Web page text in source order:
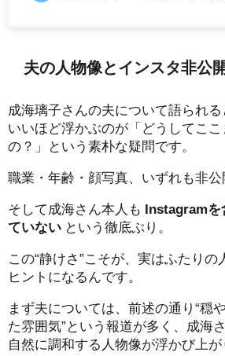
夫の人物像とインスタ非公
成海璃子さんの夫について語られ
いいほど浮かぶのが「どうしてこ
の？」という素朴な疑問です。
職業・年齢・顔写真、いずれも非公
そして成海さん本人も Instagramを
ていない という徹底ぶり。
この“静けさ”こそが、実はふたり
ヒントになるんです。
まず夫については、前述の通り“穏
た雰囲気”という報道が多く、成海
自然に調和する人物像が浮かび上が